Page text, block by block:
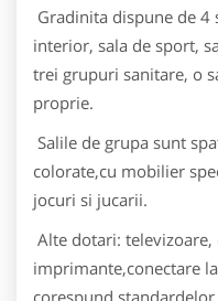
Gradinita dispune de 4
interior, sala de sport,
trei grupuri sanitare, o
proprie.
Salile de grupa sunt
colorate,cu mobilier
jocuri si jucarii.
Alte dotari:
imprimante,conectare